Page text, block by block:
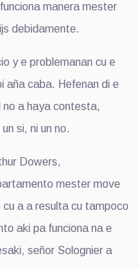
manera mester
debidamente.
y e problemanan cu e
aña caba. Hefenan di e
a haya contesta,
si, ni un no.
Dowers,
mester move
a a resulta cu tampoco
aki pa funciona na e
señor Solognier a